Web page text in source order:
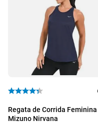
Regata de Corrida Feminina
Mizuno Nirvana